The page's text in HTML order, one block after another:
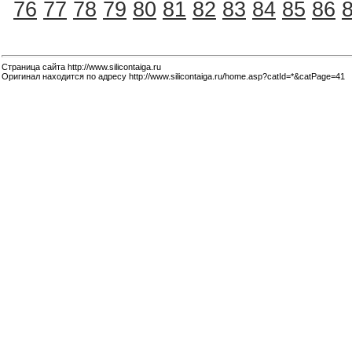
76 77 78 79 80 81 82 83 84 85 86
Страница сайта http://www.silicontaiga.ru
Оригинал находится по адресу http://www.silicontaiga.ru/home.asp?catId=*&catPage=41